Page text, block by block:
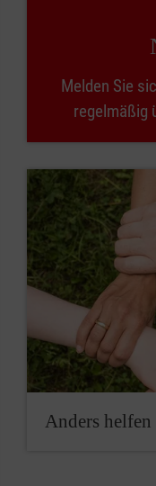
Melden Sie
regelmäßig
Anders helfen